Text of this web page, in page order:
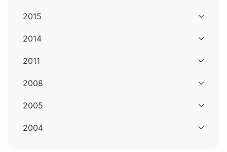
2015
2014
2011
2008
2005
2004